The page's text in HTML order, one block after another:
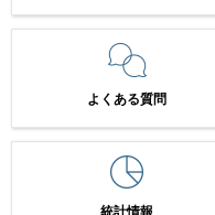
よくある質問
統計情報